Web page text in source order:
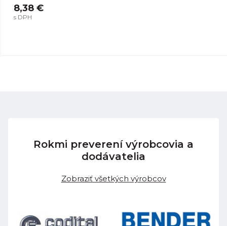
8,38 €
s DPH
Rokmi preverení výrobcovia a
dodávatelia
Zobraziť všetkých výrobcov